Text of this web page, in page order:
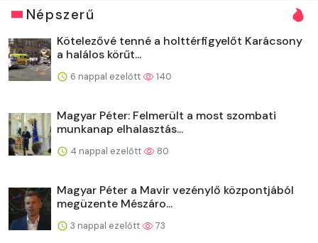
Népszerű
Kötelezővé tenné a holttérfigyelőt Karácsony
a halálos körűt...
6 nappal ezelőtt 140
Magyar Péter: Felmerült a most szombati
munkanap elhalasztás...
4 nappal ezelőtt 80
Magyar Péter a Mavir vezénylő központjából
megüzente Mészáro...
3 nappal ezelőtt 73